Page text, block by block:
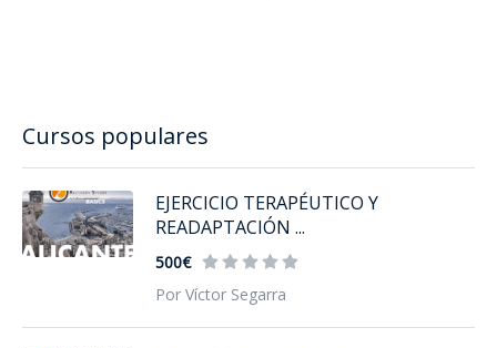
Cursos populares
EJERCICIO TERAPÉUTICO Y
READAPTACIÓN ...
500€
Por Víctor Segarra